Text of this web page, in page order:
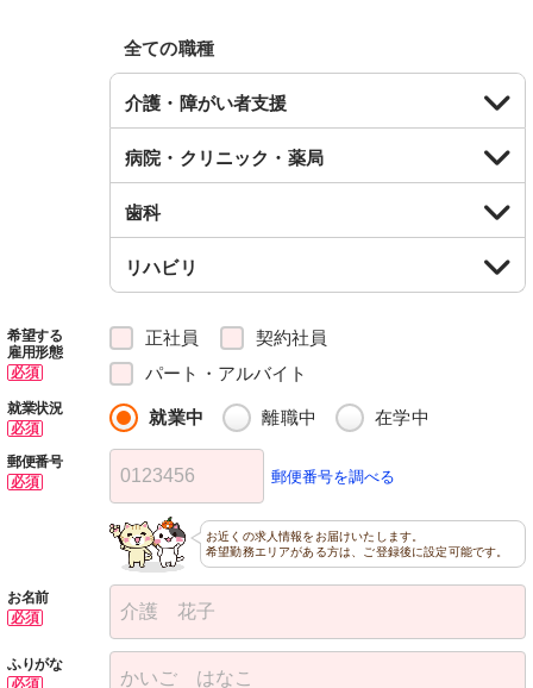
全ての職種
介護・障がい者支援
病院・クリニック・薬局
歯科
リハビリ
希望する
雇用形態
必須
正社員
契約社員
パート・アルバイト
就業状況
必須
就業中 離職中 在学中
郵便番号
必須
郵便番号を調べる
お近くの求人情報をお届けいたします。
希望勤務エリアがある方は、ご登録後に設定可能です。
お名前
必須
ふりがな
必須